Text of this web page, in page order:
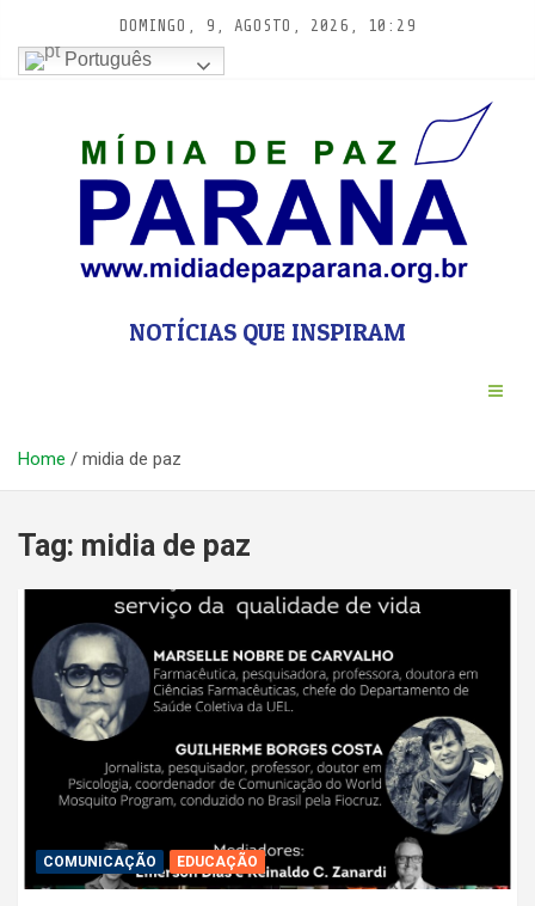
conteúdo
DOMINGO, 9, AGOSTO, 2026, 10:29
Português
NOTÍCIAS QUE INSPIRAM
Home midia de paz
Tag: midia de paz
COMUNICAÇÃO EDUCAÇÃO